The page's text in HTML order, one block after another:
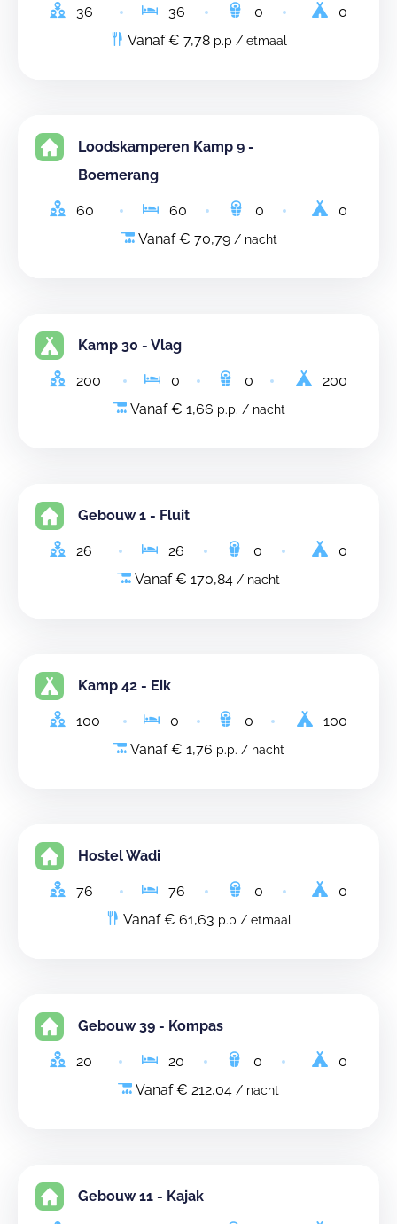
36 36 0
0
Vanaf € 7,78 p.p / etmaal
Loodskamperen Kamp 9 -
Boemerang
60 60 0
0
Vanaf € 70,79 / nacht
Kamp 30 - Vlag
200 0 0
200
Vanaf € 1,66 p.p. / nacht
Gebouw 1 - Fluit
26 26 0
0
Vanaf € 170,84 / nacht
Kamp 42 - Eik
100 0 0
100
Vanaf € 1,76 p.p. / nacht
Hostel Wadi
76 76 0
0
Vanaf € 61,63 p.p / etmaal
Gebouw 39 - Kompas
20 20 0
0
Vanaf € 212,04 / nacht
Gebouw 11 - Kajak